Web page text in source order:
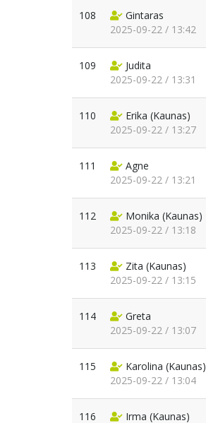
108
Gintaras
2025-09-22 / 13:42
109
Judita
2025-09-22 / 13:31
110 Erika (Kaunas)
2025-09-22 / 13:27
111
Agne
2025-09-22 / 13:21
112 Monika (Kaunas)
2025-09-22 / 13:18
113 Zita (Kaunas)
2025-09-22 / 13:15
114
Greta
2025-09-22 / 13:07
115 Karolina (Kaunas)
2025-09-22 / 13:04
116 Irma (Kaunas)